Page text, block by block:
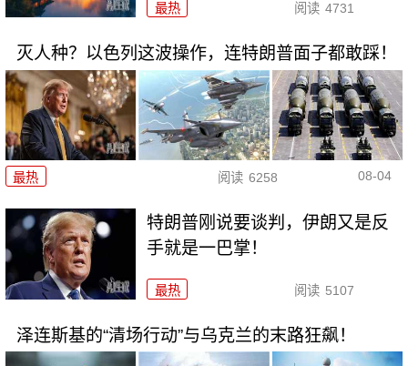
最热 阅读 4731
灭人种？以色列这波操作，连特朗普面子都敢踩！
最热 阅读 6258 08-04
特朗普刚说要谈判，伊朗又是反
手就是一巴掌！
最热 阅读 5107
泽连斯基的“清场行动”与乌克兰的末路狂飙！